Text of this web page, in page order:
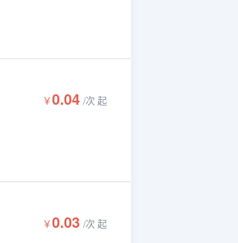
￥0.04 /次 起
￥0.03 /次 起